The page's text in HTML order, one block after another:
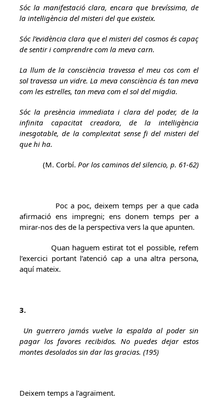
Sóc la manifestació clara, encara que brevíssima, de
la intel·ligència del misteri del que existeix.
Sóc l’evidència clara que el misteri del cosmos és capaç
de sentir i comprendre com la meva carn.
La llum de la consciència travessa el meu cos com el
sol travessa un vidre. La meva consciència és tan meva
com les estrelles, tan meva com el sol del migdia.
Sóc la presència immediata i clara del poder, de la
infinita capacitat creadora, de la intel·ligència
inesgotable, de la complexitat sense fi del misteri del
que hi ha.
(M. Corbí. Por los caminos del silencio, p. 61-62)
Poc a poc, deixem temps per a que cada
afirmació ens impregni; ens donem temps per a
mirar-nos des de la perspectiva vers la que apunten.
Quan haguem estirat tot el possible, refem
l’exercici portant l’atenció cap a una altra persona,
aquí mateix.
3.
Un guerrero jamás vuelve la espalda al poder sin
pagar los favores recibidos. No puedes dejar estos
montes desolados sin dar las gracias. (195)
Deixem temps a l’agraïment.